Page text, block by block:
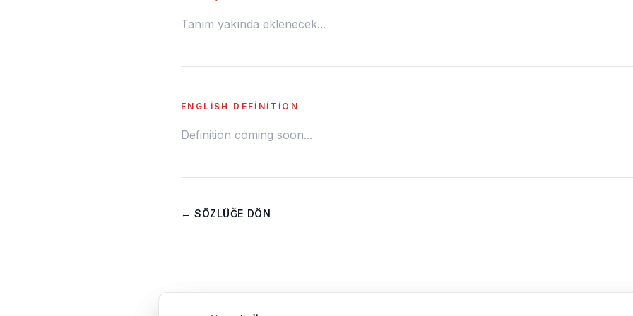
Tanım yakında eklenecek...
ENGLISH DEFINITION
Definition coming soon...
← SÖZLÜĞE DÖN